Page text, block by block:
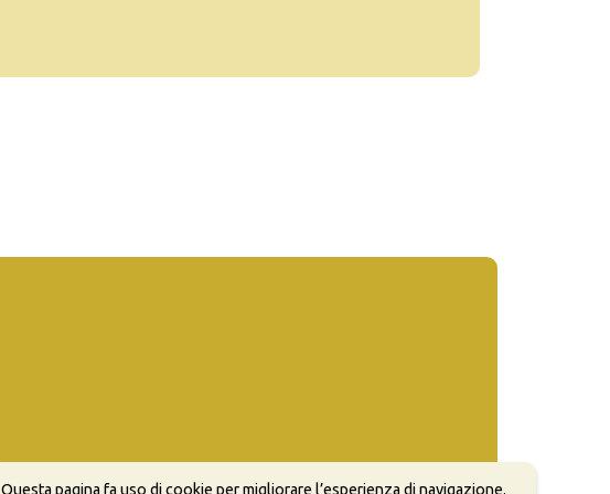
Questa pagina fa uso di cookie per migliorare l’esperienza di navigazione.